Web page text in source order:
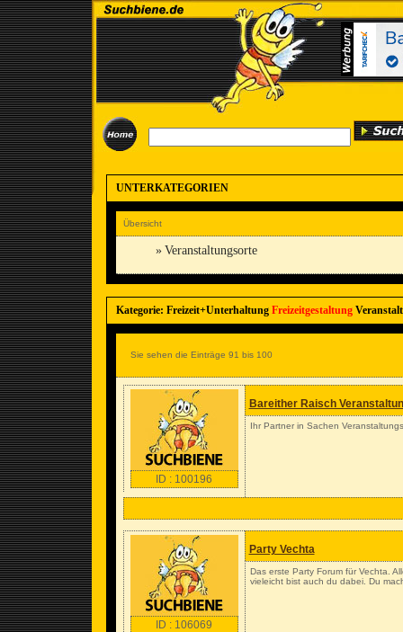
UNTERKATEGORIEN
Übersicht
» Veranstaltungsorte
Kategorie: Freizeit+Unterhaltung Freizeitgestaltung
Sie sehen die Einträge 91 bis 100
ID : 100196
Bareither Raisch
Ihr Partner in Sachen
ID : 106069
Party Vechta
Das erste Party Forum für Vechta.
vieleicht bist auch du dabei. Du